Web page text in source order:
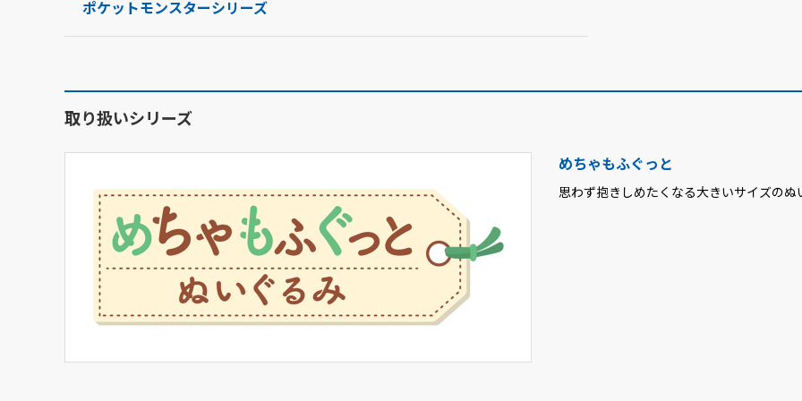
ポケットモンスターシリーズ
取り扱いシリーズ
めちゃもふぐっと
思わず抱きしめたくなる大きいサイズのぬ